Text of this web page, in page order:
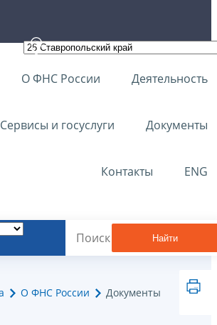
О ФНС России Деятельность
Сервисы и госуслуги Документы
Контакты ENG
Найти
О ФНС России Документы